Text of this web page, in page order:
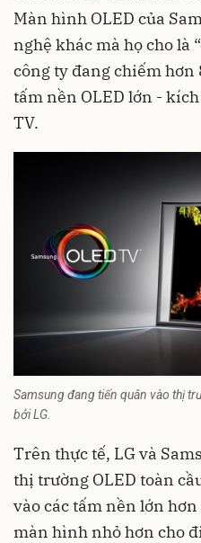
Màn hình OLED của
nghệ khác mà họ cho là
công ty đang chiếm
tấm nền OLED lớn -
TV.
Samsung đang tiến quân vào thị
bởi LG.
Trên thực tế, LG và
thị trường OLED toàn
vào các tấm nền lớn
màn hình nhỏ hơn cho